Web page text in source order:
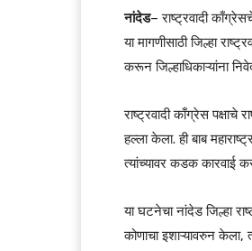
नांदेड– राष्ट्रवादी
या मागणीसाठी जिल्हा
करून जिल्हाधिकाऱ्यांना
राष्ट्रवादी काँग्रेस पक्षाचे
हल्ला केला. ही बाब
त्यांच्यावर कडक कारवाई
या घटनेचा नांदेड जिल्हा
कोणाचा इशाऱ्यावरुन